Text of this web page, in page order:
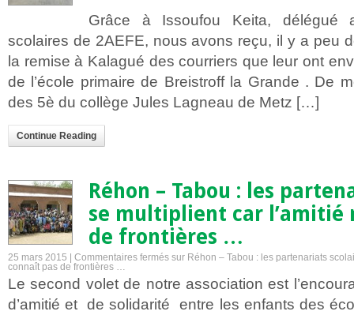
Grâce à Issoufou Keita, délégué
scolaires de 2AEFE, nous avons reçu, il y a peu
la remise à Kalagué des courriers que leur ont
de l’école primaire de Breistroff la Grande . De
des 5è du collège Jules Lagneau de Metz […]
Continue Reading
25 mars 2015 | Commentaires fermés sur Réhon – Tabou : les partenariats
connaît pas de frontières …
Réhon – Tabou : les
se multiplient car l’amitié
de frontières …
Le second volet de notre association est
d’amitié et de solidarité entre les enfants des